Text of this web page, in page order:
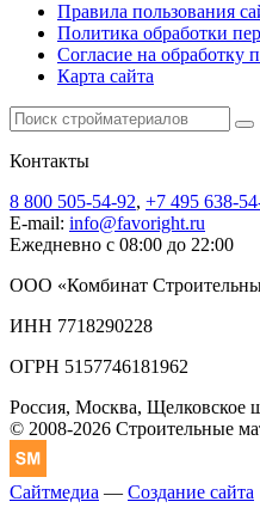
Правила пользования
Политика обработки
Согласие на обработку
Карта сайта
Контакты
8 800 505-54-92, +7 495 638-
E-mail: info@favoright.ru
Ежедневно с 08:00 до 22:00
ООО «Комбинат
ИНН 7718290228
ОГРН 5157746181962
Россия, Москва, Щелковское
© 2008-2026 Строительные
Сайтмедиа — Создание сайта